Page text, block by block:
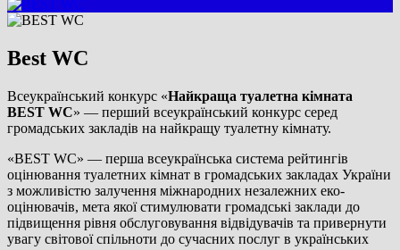
Best WC
Всеукраїнський конкурс «Найкраща туалетна кімната
BEST WC» — перший всеукраїнський конкурс серед
громадських закладів на найкращу туалетну кімнату.
«BEST WC» — перша всеукраїнська система рейтингів
оцінювання туалетних кімнат в громадських закладах України
з можливістю залучення міжнародних незалежних еко-
оцінювачів, мета якої стимулювати громадські заклади до
підвищення рівня обслуговування відвідувачів та привернути
увагу світової спільноти до сучасних послуг в українських